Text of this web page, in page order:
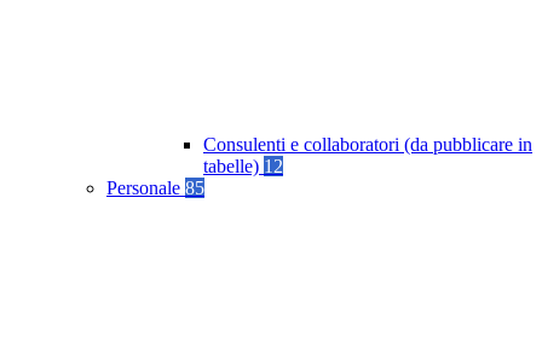
Consulenti e collaboratori (da pubblicare in
tabelle) 12
Personale 85